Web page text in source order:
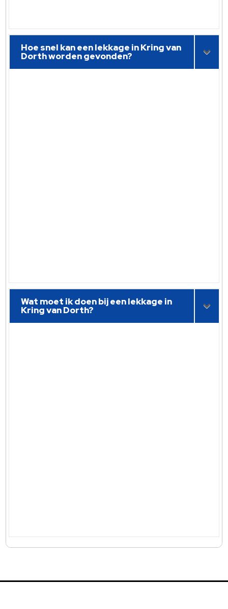
Hoe snel kan een lekkage in Kring van
Dorth worden gevonden?
Wat moet ik doen bij een lekkage in
Kring van Dorth?